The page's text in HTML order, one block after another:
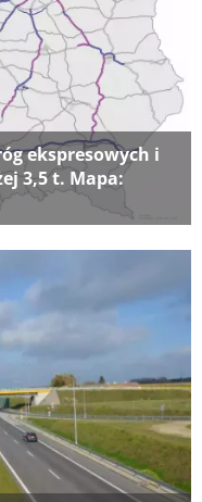
ekspresowych i
3,5 t. Mapa: